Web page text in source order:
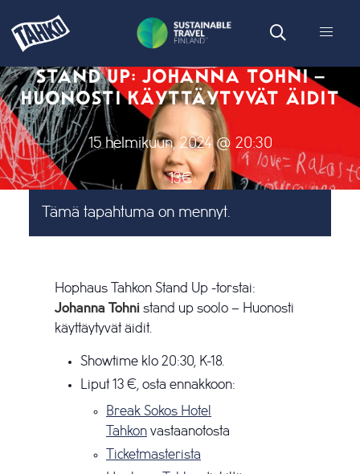
STAND UP: JOHANNA TOHNI –
HUONOSTI KÄYTTÄYTYVÄT ÄIDIT
15 helmikuun, 2024 @ 20:30
13€
Tämä tapahtuma on mennyt.
Hophaus Tahkon Stand Up -torstai:
Johanna Tohni stand up soolo – Huonosti
käyttäytyvät äidit.
Showtime klo 20:30, K-18.
Liput 13 €, osta ennakkoon:
Break Sokos Hotel
Tahkon vastaanotosta
Ticketmasterista